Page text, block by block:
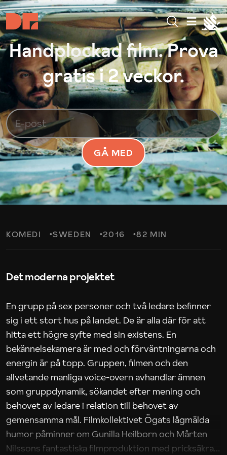
Handplockad film. Prova
gratis i 2 veckor.
GÅ MED
KOMEDI SWEDEN 2016 82 MIN
Det moderna projektet
En grupp på sex personer och två ledare befinner
sig i ett stort hus på landet. De är alla där för att
hitta ett högre syfte med sin existens. En
bekännelsekamera är med och förväntningarna och
energin är på topp. Gruppen, filmen och den
allvetande manliga voice-overn avhandlar ämnen
som gruppdynamik, sökandet efter mening och
behovet av ledare i relation till behovet av
gemensamma mål. Filmkollektivet Ögats lågmälda
humor påminner om Gunilla Heilborn och Mårten
Nilssons fantastiska filmproduktion med pricksäkra